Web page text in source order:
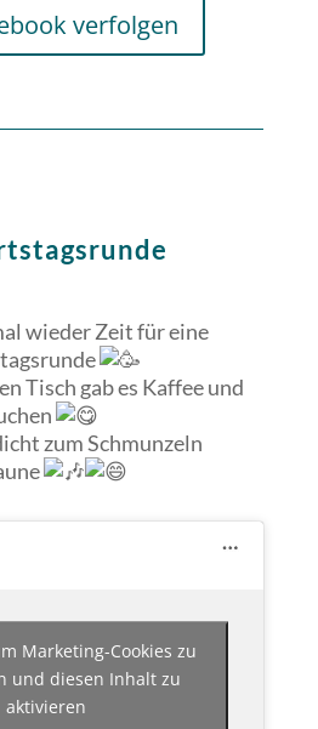
verfolgen
wieder Zeit für eine
Tisch gab es Kaffee und
zum Schmunzeln
Marketing-Cookies zu
und diesen Inhalt zu
aktivieren